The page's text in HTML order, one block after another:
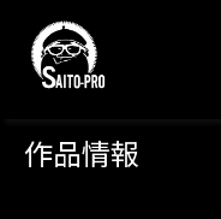
作品情報